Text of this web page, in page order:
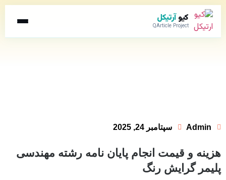
کیوآرتیکل
QArticle Project
Admin سپتامبر 24, 2025
هزینه و قیمت انجام پایان نامه رشته مهندسی
پلیمر گرایش رنگ